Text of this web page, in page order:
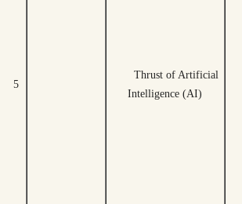
5
Thrust of Artificial
Intelligence (AI)